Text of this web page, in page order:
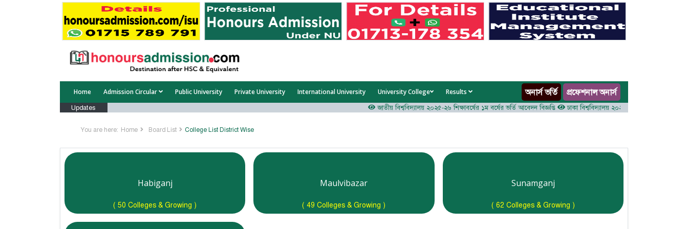
Home Admission Circular Public University Private University International University University College Results অনার্স ভর্তি প্রফেশনাল অনার্স
Updates জাতীয় বিশ্ববিদ্যালয় ২০২৫-২৬ শিক্ষাবর্ষের ১ম বর্ষের ভর্তি আবেদন বিজ্ঞপ্তি ঢাকা বিশ্ববিদ্যালয় ২০২৫-২৬ শিক্ষাবর্ষে
You are here: Home Board List College List District Wise
Habiganj
( 50 Colleges & Growing )
Maulvibazar
( 49 Colleges & Growing )
Sunamganj
( 62 Colleges & Growing )